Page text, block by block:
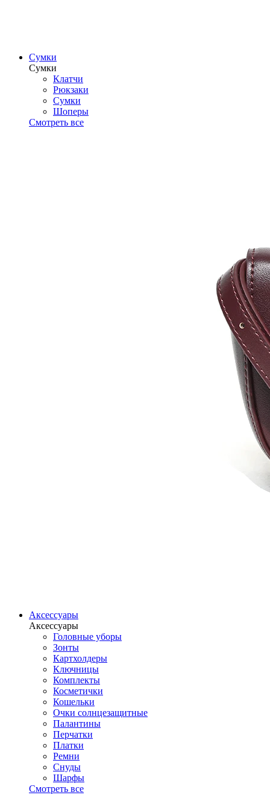
Сумки
Сумки
Клатчи
Рюкзаки
Сумки
Шоперы
Смотреть все
Аксессуары
Аксессуары
Головные уборы
Зонты
Картхолдеры
Ключницы
Комплекты
Косметички
Кошельки
Очки солнцезащитные
Палантины
Перчатки
Платки
Ремни
Снуды
Шарфы
Смотреть все